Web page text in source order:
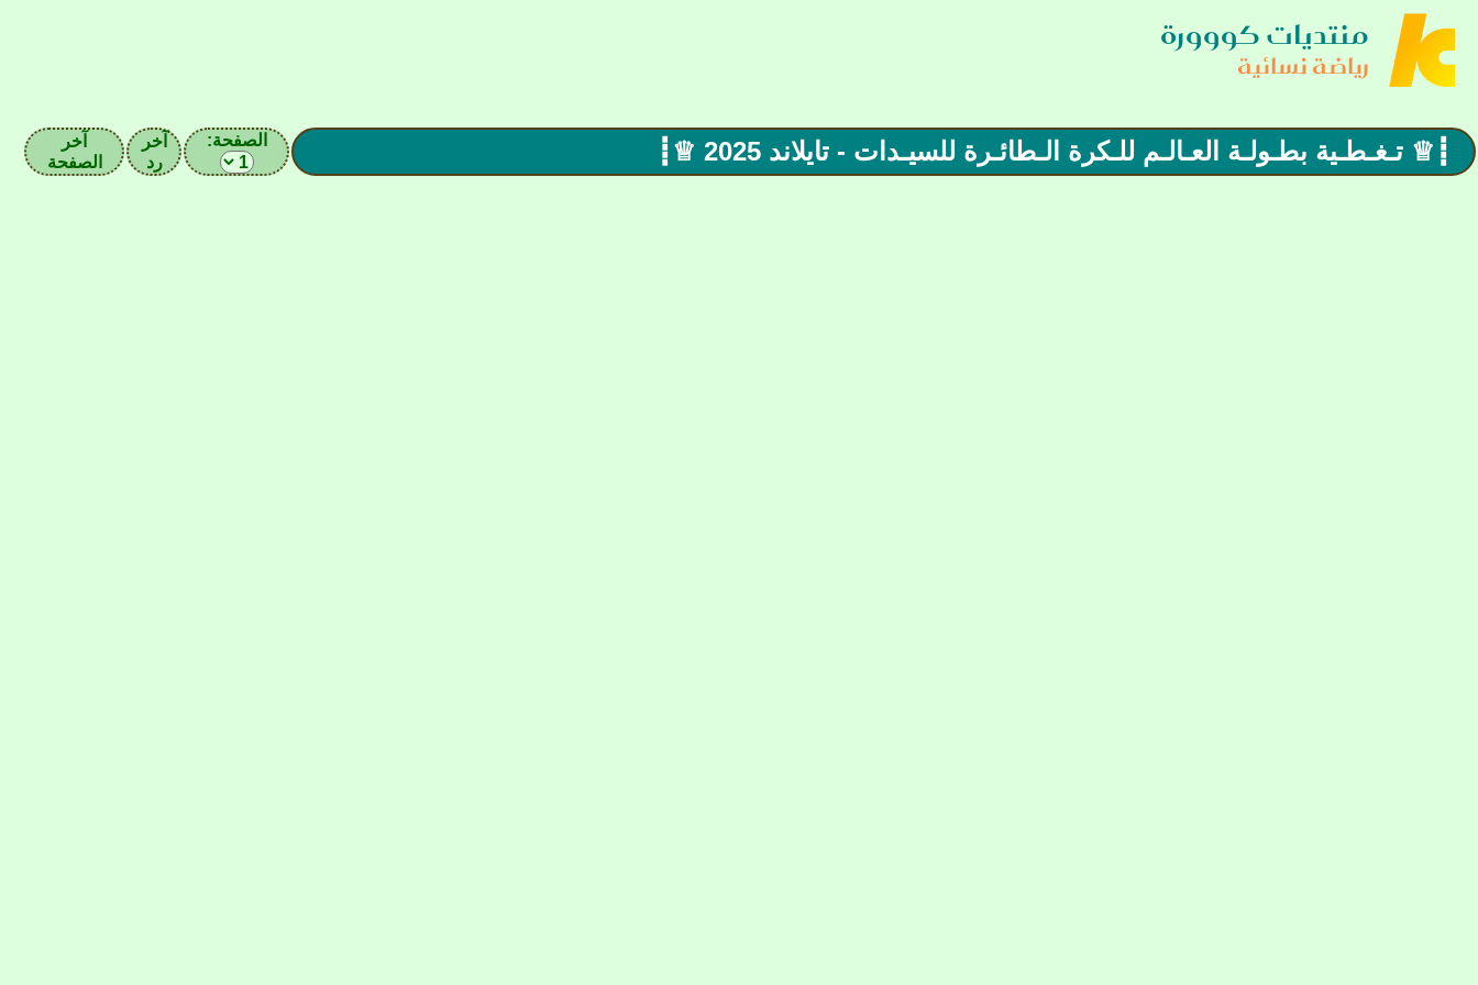
منتديات كووورة
رياضة نسائية
┋♕ تـغـطـية بطـولـة العـالـم للـكرة الـطائـرة للسيـدات - تايلاند 2025 ♕┋ الصفحة:
آخر
رد
آخر
الصفحة